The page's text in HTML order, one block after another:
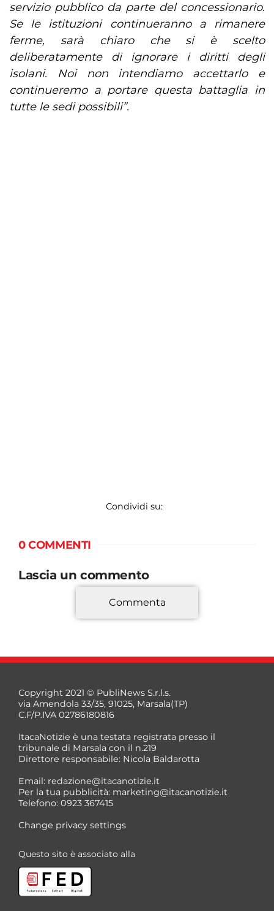
servizio pubblico da parte del concessionario.
Se le istituzioni continueranno a rimanere
ferme, sarà chiaro che si è scelto
deliberatamente di ignorare i diritti degli
isolani. Noi non intendiamo accettarlo e
continueremo a portare questa battaglia in
tutte le sedi possibili”.
Condividi su:
0 COMMENTI
Lascia un commento
*
*
Commenta
Copyright 2021 © PubliNews S.r.l.s.
via Amendola 33/35, 91025, Marsala(TP)
C.F/P.IVA 02786180816
ItacaNotizie è una testata registrata presso il
tribunale di Marsala con il n.219
Direttore responsabile: Nicola Baldarotta
Email: redazione@itacanotizie.it
Per la tua pubblicità: marketing@itacanotizie.it
Telefono: 0923 367415
Change privacy settings
Questo sito è associato alla